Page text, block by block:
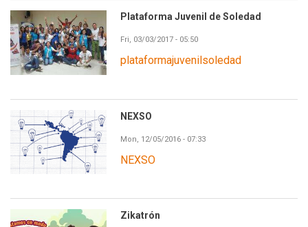
Plataforma Juvenil de Soledad
Fri, 03/03/2017 - 05:50
plataformajuvenilsoledad
NEXSO
Mon, 12/05/2016 - 07:33
NEXSO
Zikatrón